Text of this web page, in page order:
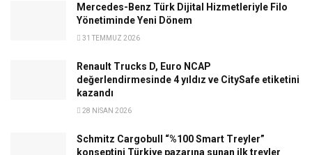
Mercedes-Benz Türk Dijital Hizmetleriyle Filo
Yönetiminde Yeni Dönem
31 TEMMUZ 2026
Renault Trucks D, Euro NCAP
değerlendirmesinde 4 yıldız ve CitySafe etiketini
kazandı
28 NISAN 2026
Schmitz Cargobull “%100 Smart Treyler”
konseptini Türkiye pazarına sunan ilk treyler